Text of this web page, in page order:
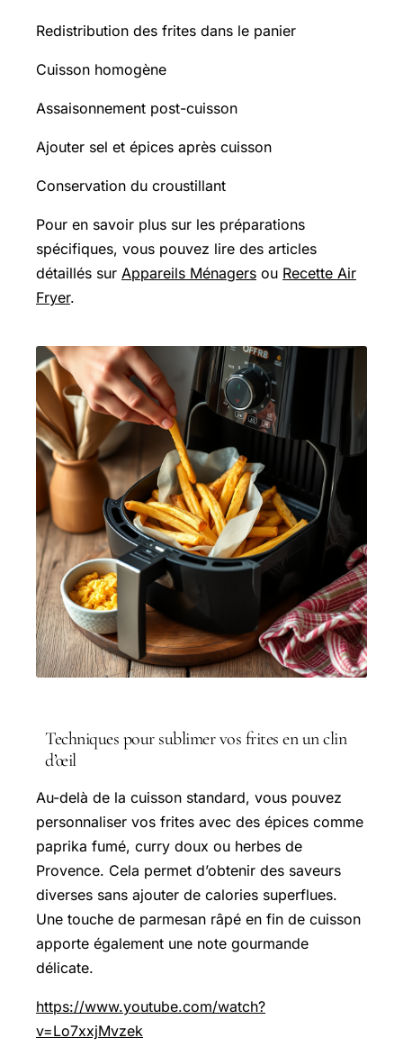
Redistribution des frites dans le panier
Cuisson homogène
Assaisonnement post-cuisson
Ajouter sel et épices après cuisson
Conservation du croustillant
Pour en savoir plus sur les préparations
spécifiques, vous pouvez lire des articles
détaillés sur Appareils Ménagers ou Recette Air
Fryer.
Techniques pour sublimer vos frites en un clin
d’œil
Au-delà de la cuisson standard, vous pouvez
personnaliser vos frites avec des épices comme
paprika fumé, curry doux ou herbes de
Provence. Cela permet d’obtenir des saveurs
diverses sans ajouter de calories superflues.
Une touche de parmesan râpé en fin de cuisson
apporte également une note gourmande
délicate.
https://www.youtube.com/watch?
v=Lo7xxjMvzek